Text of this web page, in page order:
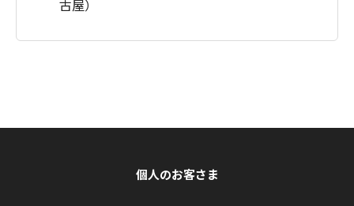
古屋）
個人のお客さま